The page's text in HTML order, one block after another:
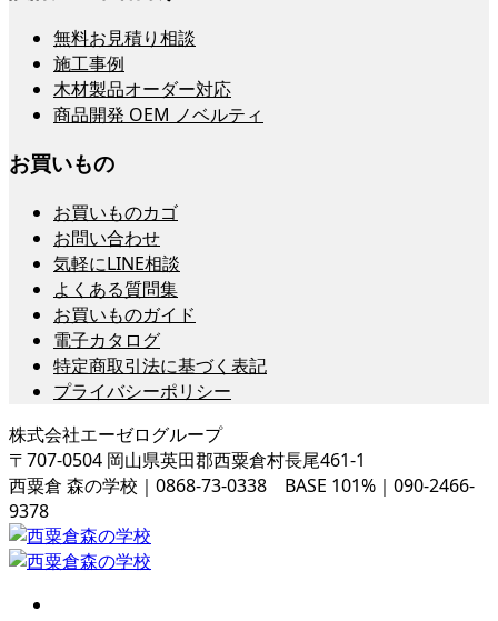
無料お見積り相談
施工事例
木材製品オーダー対応
商品開発 OEM ノベルティ
お買いもの
お買いものカゴ
お問い合わせ
気軽にLINE相談
よくある質問集
お買いものガイド
電子カタログ
特定商取引法に基づく表記
プライバシーポリシー
株式会社エーゼログループ
〒707-0504 岡山県英田郡西粟倉村長尾461-1
西粟倉 森の学校｜0868-73-0338 BASE 101%｜090-2466-
9378